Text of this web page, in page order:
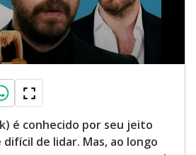
é conhecido por seu jeito
de lidar. Mas, ao longo